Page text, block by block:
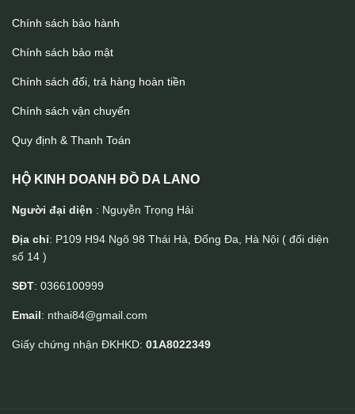
Chính sách bảo hành
Chính sách bảo mật
Chính sách đổi, trả hàng hoàn tiền
Chính sách vận chuyển
Quy định & Thanh Toán
HỘ KINH DOANH ĐỒ DA LANO
Người đại diện : Nguyễn Trọng Hải
Địa chỉ: P109 H94 Ngõ 98 Thái Hà, Đống Đa, Hà Nội ( đối diện
số 14 )
SĐT: 0366100999
Email: nthai84@gmail.com
Giấy chứng nhận ĐKHKD: 01A8022349